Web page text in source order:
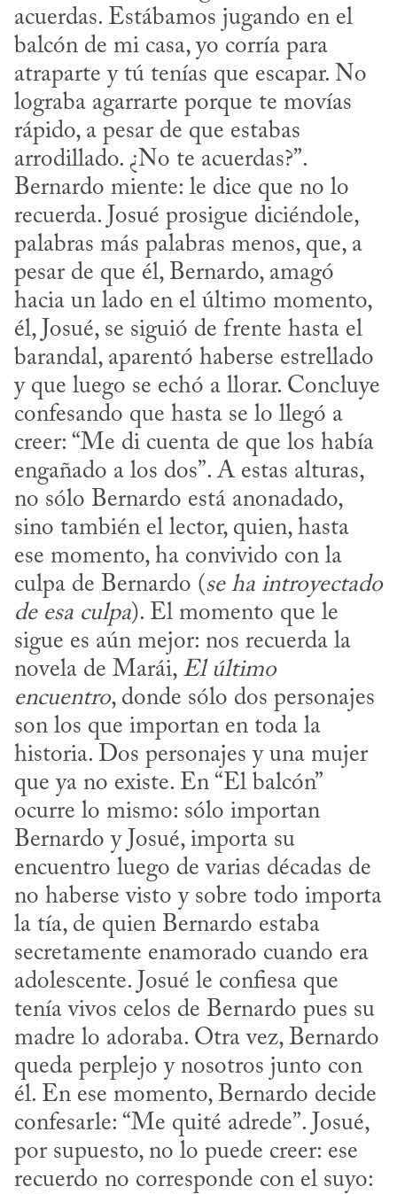
acuerdas. Estábamos jugando en el
balcón de mi casa, yo corría para
atraparte y tú tenías que escapar. No
lograba agarrarte porque te movías
rápido, a pesar de que estabas
arrodillado. ¿No te acuerdas?”.
Bernardo miente: le dice que no lo
recuerda. Josué prosigue diciéndole,
palabras más palabras menos, que, a
pesar de que él, Bernardo, amagó
hacia un lado en el último momento,
él, Josué, se siguió de frente hasta el
barandal, aparentó haberse estrellado
y que luego se echó a llorar. Concluye
confesando que hasta se lo llegó a
creer: “Me di cuenta de que los había
engañado a los dos”. A estas alturas,
no sólo Bernardo está anonadado,
sino también el lector, quien, hasta
ese momento, ha convivido con la
culpa de Bernardo (se ha introyectado
de esa culpa). El momento que le
sigue es aún mejor: nos recuerda la
novela de Marái, El último
encuentro, donde sólo dos personajes
son los que importan en toda la
historia. Dos personajes y una mujer
que ya no existe. En “El balcón”
ocurre lo mismo: sólo importan
Bernardo y Josué, importa su
encuentro luego de varias décadas de
no haberse visto y sobre todo importa
la tía, de quien Bernardo estaba
secretamente enamorado cuando era
adolescente. Josué le confiesa que
tenía vivos celos de Bernardo pues su
madre lo adoraba. Otra vez, Bernardo
queda perplejo y nosotros junto con
él. En ese momento, Bernardo decide
confesarle: “Me quité adrede”. Josué,
por supuesto, no lo puede creer: ese
recuerdo no corresponde con el suyo: